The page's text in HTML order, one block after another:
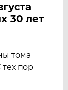
30 лет
тома
пор